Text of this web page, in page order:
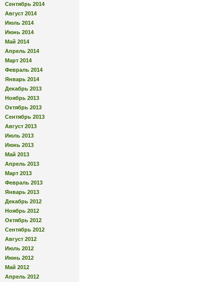
Сентябрь 2014
Август 2014
Июль 2014
Июнь 2014
Май 2014
Апрель 2014
Март 2014
Февраль 2014
Январь 2014
Декабрь 2013
Ноябрь 2013
Октябрь 2013
Сентябрь 2013
Август 2013
Июль 2013
Июнь 2013
Май 2013
Апрель 2013
Март 2013
Февраль 2013
Январь 2013
Декабрь 2012
Ноябрь 2012
Октябрь 2012
Сентябрь 2012
Август 2012
Июль 2012
Июнь 2012
Май 2012
Апрель 2012